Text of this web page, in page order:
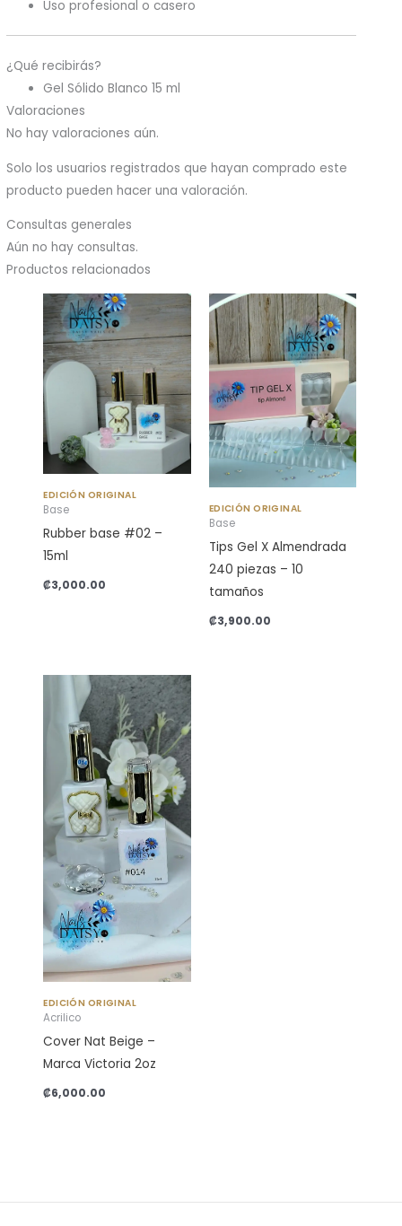
Uso profesional o casero
¿Qué recibirás?
Gel Sólido Blanco 15 ml
Valoraciones
No hay valoraciones aún.
Solo los usuarios registrados que hayan comprado este
producto pueden hacer una valoración.
Consultas generales
Aún no hay consultas.
Productos relacionados
EDICIÓN ORIGINAL
Base
Rubber base #02 –
15ml
₡3,000.00
EDICIÓN ORIGINAL
Base
Tips Gel X Almendrada
240 piezas – 10
tamaños
₡3,900.00
EDICIÓN ORIGINAL
Acrilico
Cover Nat Beige –
Marca Victoria 2oz
₡6,000.00